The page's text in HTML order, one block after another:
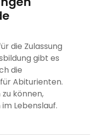
die Zulassung
gibt es
die
Abiturienten.
können,
Lebenslauf.